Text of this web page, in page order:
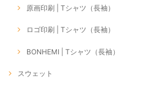
原画印刷 | Tシャツ（長袖）
ロゴ印刷 | Tシャツ（長袖）
BONHEMI | Tシャツ（長袖）
スウェット